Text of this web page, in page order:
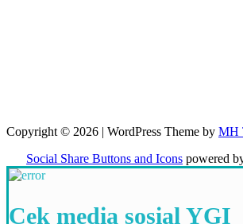
Copyright © 2026 | WordPress Theme by MH
Social Share Buttons and Icons powered
Cek media sosial YGI